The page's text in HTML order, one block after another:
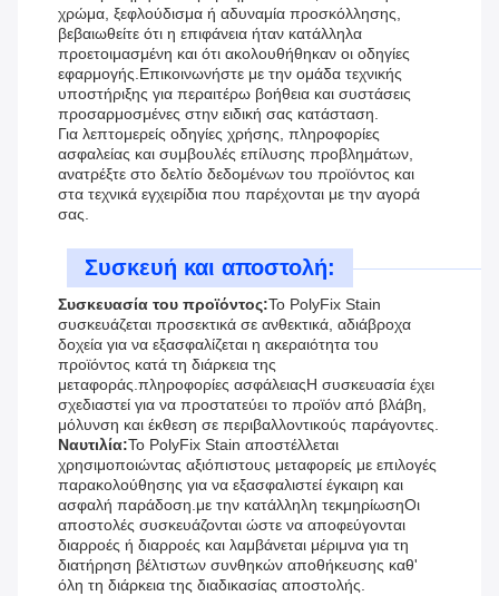
χρώμα, ξεφλούδισμα ή αδυναμία προσκόλλησης,
βεβαιωθείτε ότι η επιφάνεια ήταν κατάλληλα
προετοιμασμένη και ότι ακολουθήθηκαν οι οδηγίες
εφαρμογής.Επικοινωνήστε με την ομάδα τεχνικής
υποστήριξης για περαιτέρω βοήθεια και συστάσεις
προσαρμοσμένες στην ειδική σας κατάσταση.
Για λεπτομερείς οδηγίες χρήσης, πληροφορίες
ασφαλείας και συμβουλές επίλυσης προβλημάτων,
ανατρέξτε στο δελτίο δεδομένων του προϊόντος και
στα τεχνικά εγχειρίδια που παρέχονται με την αγορά
σας.
Συσκευή και αποστολή:
Συσκευασία του προϊόντος:Το PolyFix Stain
συσκευάζεται προσεκτικά σε ανθεκτικά, αδιάβροχα
δοχεία για να εξασφαλίζεται η ακεραιότητα του
προϊόντος κατά τη διάρκεια της
μεταφοράς.πληροφορίες ασφάλειαςΗ συσκευασία έχει
σχεδιαστεί για να προστατεύει το προϊόν από βλάβη,
μόλυνση και έκθεση σε περιβαλλοντικούς παράγοντες.
Ναυτιλία:Το PolyFix Stain αποστέλλεται
χρησιμοποιώντας αξιόπιστους μεταφορείς με επιλογές
παρακολούθησης για να εξασφαλιστεί έγκαιρη και
ασφαλή παράδοση.με την κατάλληλη τεκμηρίωσηΟι
αποστολές συσκευάζονται ώστε να αποφεύγονται
διαρροές ή διαρροές και λαμβάνεται μέριμνα για τη
διατήρηση βέλτιστων συνθηκών αποθήκευσης καθ'
όλη τη διάρκεια της διαδικασίας αποστολής.